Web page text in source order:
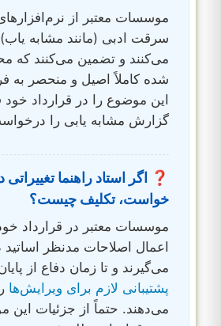
موسسات معتبر از
سرقت ادبی (مانند مشابه یاب)
می‌کنند و تضمین می‌کنند که
شده کاملاً اصیل و منحصر به
این موضوع را در قرارداد خود
گزارش مشابه یابی را
❓ اگر استاد راهنما تغییراتی
خواست، تکلیف چیست؟
موسسات معتبر در قرارداد
اعمال اصلاحات مدنظر اساتید
می‌گیرند و تا زمان دفاع از
پشتیبانی لازم برای ویرایش‌ها
می‌دهند. حتماً از جزئیات این